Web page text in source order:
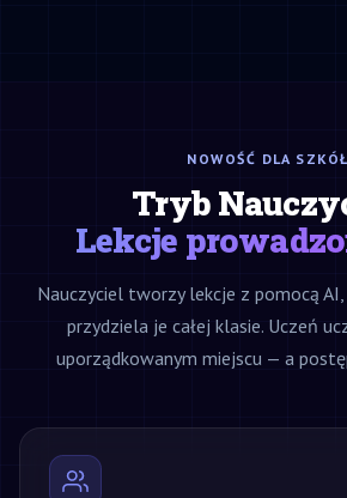
NOWOŚĆ DLA SZKÓŁ
Tryb
Lekcje
Nauczyciel tworzy lekcje z pomocą AI,
przydziela je całej klasie. Uczeń
uporządkowanym miejscu — a